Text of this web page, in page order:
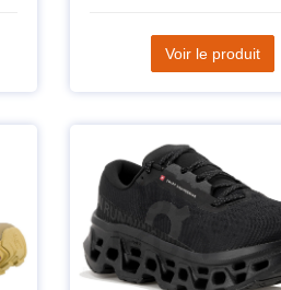
Voir le produit